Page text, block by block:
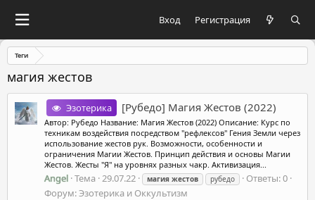
Вход Регистрация
Теги
магия жестов
Эзотерика [Рубедо] Магия Жестов (2022)
Автор: Рубедо Название: Магия Жестов (2022) Описание: Курс по
техникам воздействия посредством "рефлексов" Гения Земли через
использование жестов рук. Возможности, особенности и
ограничения Магии Жестов. Принцип действия и основы Магии
Жестов. Жесты "Я" на уровнях разных чакр. Активизация...
Angel Тема 29.07.22 магия жестов рубедо
Ответы: 0
Форум:Эзотерика и Оккультизм